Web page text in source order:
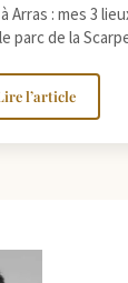
Arras : mes 3
parc de la
l’article
3 lieux pour